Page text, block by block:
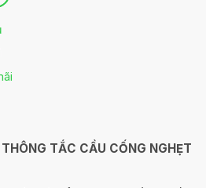
TẮC CẦU CỐNG NGHẸT